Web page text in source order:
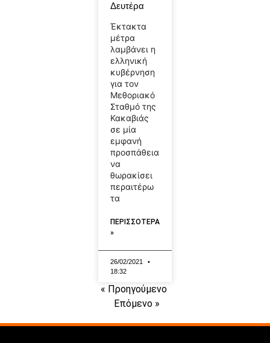
Δευτέρα
Έκτακτα
μέτρα
λαμβάνει η
ελληνική
κυβέρνηση
για τον
Μεθοριακό
Σταθμό της
Κακαβιάς
σε μία
εμφανή
προσπάθεια
να
θωρακίσει
περαιτέρω
τα
ΠΕΡΙΣΣΟΤΕΡΑ
»
26/02/2021
18:32
« Προηγούμενο
Επόμενο »